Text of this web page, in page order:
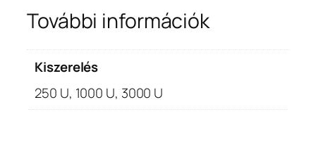
További információk
Kiszerelés
250 U, 1000 U, 3000 U